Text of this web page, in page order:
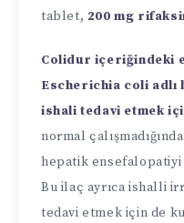
tablet, 200 mg
Colidur içeriğindeki
Escherichia coli
ishali tedavi etmek
normal
hepatik ensefalopatiyi
Bu ilaç ayrıca ishalli
tedavi etmek için de